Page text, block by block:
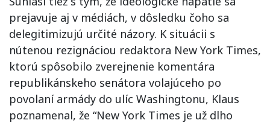
prejavuje aj v médiách, v dôsledku čoho sa
delegitimizujú určité názory. K situácii s
nútenou rezignáciou redaktora New York Times,
ktorú spôsobilo zverejnenie komentára
republikánskeho senátora volajúceho po
povolaní armády do ulíc Washingtonu, Klaus
poznamenal, že “New York Times je už dlho